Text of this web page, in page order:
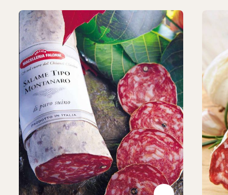
Produktgalerie überspringen